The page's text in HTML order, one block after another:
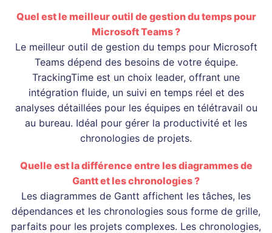
Quel est le meilleur outil de gestion du temps pour
Microsoft Teams ?
Le meilleur outil de gestion du temps pour Microsoft
Teams dépend des besoins de votre équipe.
TrackingTime est un choix leader, offrant une
intégration fluide, un suivi en temps réel et des
analyses détaillées pour les équipes en télétravail ou
au bureau. Idéal pour gérer la productivité et les
chronologies de projets.
Quelle est la différence entre les diagrammes de
Gantt et les chronologies ?
Les diagrammes de Gantt affichent les tâches, les
dépendances et les chronologies sous forme de grille,
parfaits pour les projets complexes. Les chronologies,